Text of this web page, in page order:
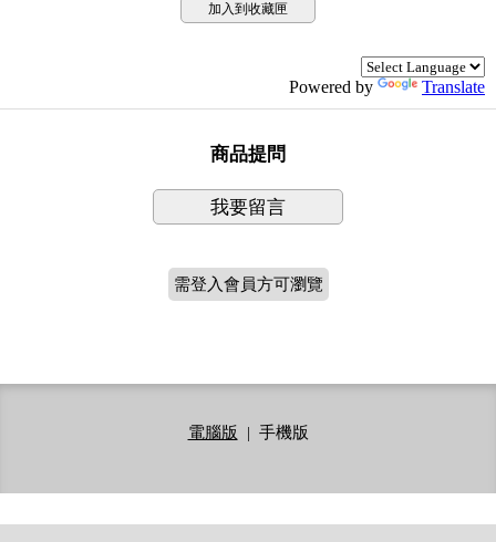
加入到收藏匣
Powered by Translate
商品提問
我要留言
需登入會員方可瀏覽
電腦版 | 手機版